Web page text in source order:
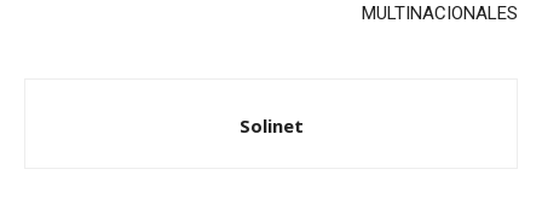
MULTINACIONALES
Solinet